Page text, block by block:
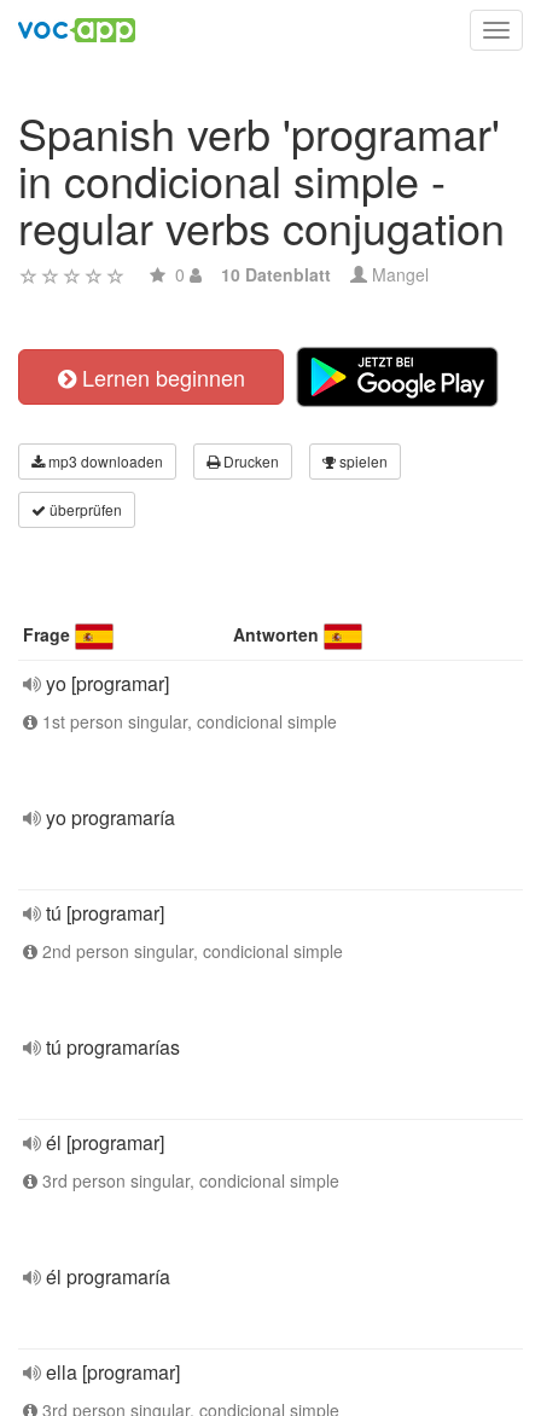
Spanish verb 'programar'
in condicional simple -
regular verbs conjugation
0 10 Datenblatt Mangel
Lernen beginnen
mp3 downloaden Drucken spielen
überprüfen
Frage Antworten
yo [programar]
1st person singular, condicional simple
yo programaría
tú [programar]
2nd person singular, condicional simple
tú programarías
él [programar]
3rd person singular, condicional simple
él programaría
ella [programar]
3rd person singular, condicional simple